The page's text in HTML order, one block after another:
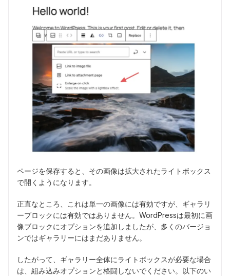
ページを保存すると、その画像は拡大されたライトボックス
で開くようになります。
正直なところ、これは単一の画像には有効ですが、ギャラリ
ーブロックには有効ではありません。WordPressは最初に画
像ブロックにオプションを追加しましたが、多くのバージョ
ンではギャラリーにはまだありません。
したがって、ギャラリー全体にライトボックスが必要な場合
は、組み込みオプションと格闘しないでください。以下のい